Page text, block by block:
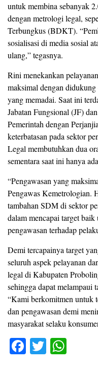
untuk membina sebanyak
dengan metrologi legal,
Terbungkus (BDKT).
sosialisasi di media sosial
ulang,” tegasnya.
Rini menekankan
maksimal dengan
yang memadai. Saat ini
Jabatan Fungsional (JF)
Pemerintah dengan
keterbatasan pada sektor
Legal membutuhkan dua
sementara saat ini hanya
“Pengawasan yang
Pengawas Kemetrologian.
tambahan SDM di sektor
dalam mencapai target
pengawasan terhadap
Demi tercapainya target
seluruh aspek pelayanan
legal di Kabupaten
sehingga dapat melampaui
“Kami berkomitmen untuk
dan pengawasan demi
masyarakat selaku
F
T